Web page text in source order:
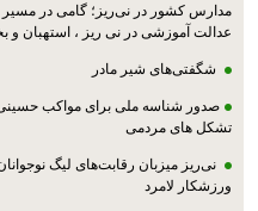
مدارس کشور در نی‌ریز؛ گامی در
عدالت آموزشی در نی ریز ، استهبان و
شگفتی‌های شیر مادر
صدور شناسه ملی برای مواکب
تشکل های مردمی
نی‌ریز میزبان رقابت‌های لیگ
ورزشکار لامرد